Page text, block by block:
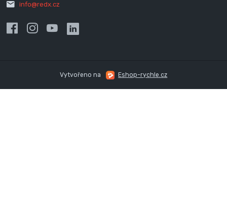
info@redx.cz
Vytvořeno na Eshop-rychle.cz